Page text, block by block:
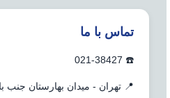
تماس با ما
☎️ 021-38427
📍 تهران - میدان بهارستان جنب